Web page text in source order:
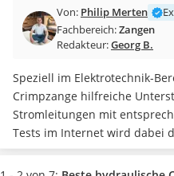
Pelletofen
Bohrmaschine
Fliesenschneider
Hochdruckreiniger
Doppelschleifer
Überwachungskamera
Benzinrasenmäher mit
Von: Philip Merten
Fachbereich:Zangen
Redakteur:Georg B.
Speziell im Elektrotechnik-
Crimpzange hilfreiche
Stromleitungen mit
Tests im Internet wird dabei
als es bei der Verwendung
Kabelschuhzangeder Fall ist.